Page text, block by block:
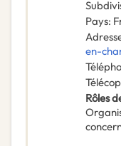
Pays:
en-
Rôles